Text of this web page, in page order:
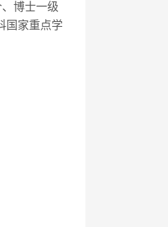
博士一级
国家重点学